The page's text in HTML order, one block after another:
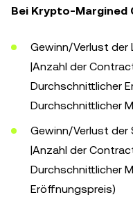
Bei Krypto-
Gewinn/Verlust der
|Anzahl der
Durchschnittlicher
Durchschnittlicher
Gewinn/Verlust der
|Anzahl der
Durchschnittlicher
Eröffnungspreis)